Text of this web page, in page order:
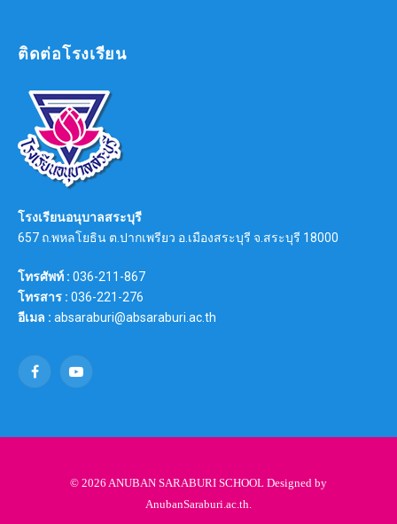
ติดต่อโรงเรียน
โรงเรียนอนุบาลสระบุรี
657 ถ.พหลโยธิน ต.ปากเพรียว อ.เมืองสระบุรี จ.สระบุรี 18000
โทรศัพท์ : 036-211-867
โทรสาร : 036-221-276
อีเมล : absaraburi@absaraburi.ac.th
FacebookYouTube
© 2026 ANUBAN SARABURI SCHOOL Designed by
AnubanSaraburi.ac.th.